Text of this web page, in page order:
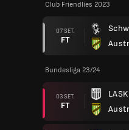
Club Friendlies 2023
07 SET.
FT
Bundesliga 23/24
03 SET.
FT
LASK